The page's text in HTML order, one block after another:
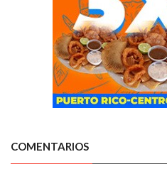
COMENTARIOS